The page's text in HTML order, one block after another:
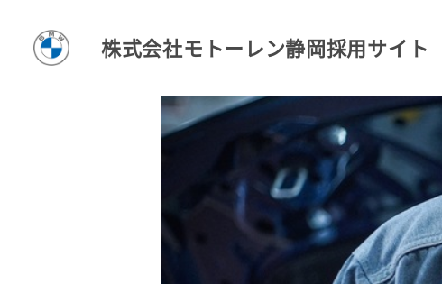
株式会社モトーレン静岡採用サイト
総合採用
Topに戻る